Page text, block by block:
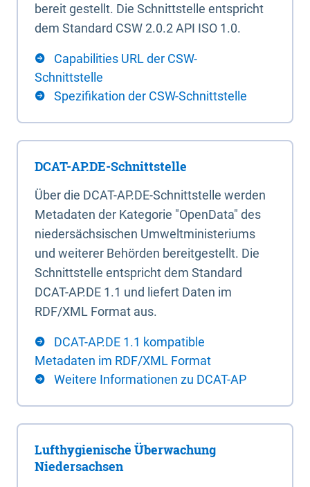
bereit gestellt. Die Schnittstelle entspricht
dem Standard CSW 2.0.2 API ISO 1.0.
Capabilities URL der CSW-
Schnittstelle
Spezifikation der CSW-Schnittstelle
DCAT-AP.DE-Schnittstelle
Über die DCAT-AP.DE-Schnittstelle werden
Metadaten der Kategorie "OpenData" des
niedersächsischen Umweltministeriums
und weiterer Behörden bereitgestellt. Die
Schnittstelle entspricht dem Standard
DCAT-AP.DE 1.1 und liefert Daten im
RDF/XML Format aus.
DCAT-AP.DE 1.1 kompatible
Metadaten im RDF/XML Format
Weitere Informationen zu DCAT-AP
Lufthygienische Überwachung
Niedersachsen